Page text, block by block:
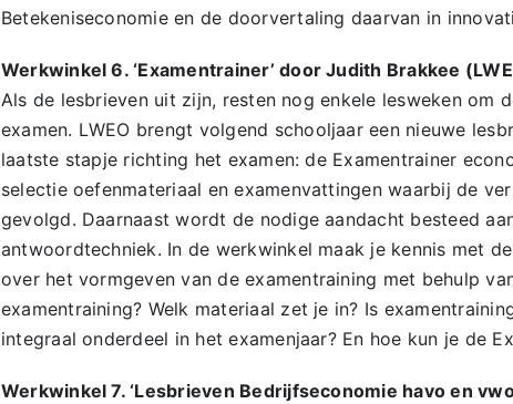
Betekeniseconomie en de doorvertaling daarvan in
Werkwinkel 6. ‘Examentrainer’ door Judith Brakkee
Als de lesbrieven uit zijn, resten nog enkele lesweken om
examen. LWEO brengt volgend schooljaar een nieuwe
laatste stapje richting het examen: de Examentrainer
selectie oefenmateriaal en examenvattingen waarbij de
gevolgd. Daarnaast wordt de nodige aandacht besteed
antwoordtechniek. In de werkwinkel maak je kennis met
over het vormgeven van de examentraining met behulp
examentraining? Welk materiaal zet je in? Is
integraal onderdeel in het examenjaar? En hoe kun je de
Werkwinkel 7. ‘Lesbrieven Bedrijfseconomie havo en